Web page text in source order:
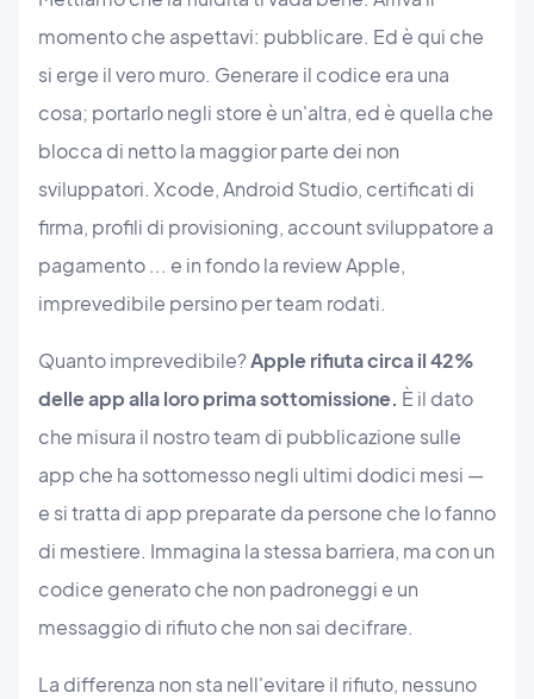
momento che aspettavi: pubblicare. Ed è qui che
si erge il vero muro. Generare il codice era una
cosa; portarlo negli store è un'altra, ed è quella che
blocca di netto la maggior parte dei non
sviluppatori. Xcode, Android Studio, certificati di
firma, profili di provisioning, account sviluppatore a
pagamento ... e in fondo la review Apple,
imprevedibile persino per team rodati.
Quanto imprevedibile?Apple rifiuta circa il 42%
delle app alla loro prima sottomissione. È il dato
che misura il nostro team di pubblicazione sulle
app che ha sottomesso negli ultimi dodici mesi —
e si tratta di app preparate da persone che lo fanno
di mestiere. Immagina la stessa barriera, ma con un
codice generato che non padroneggi e un
messaggio di rifiuto che non sai decifrare.
La differenza non sta nell'evitare il rifiuto, nessuno